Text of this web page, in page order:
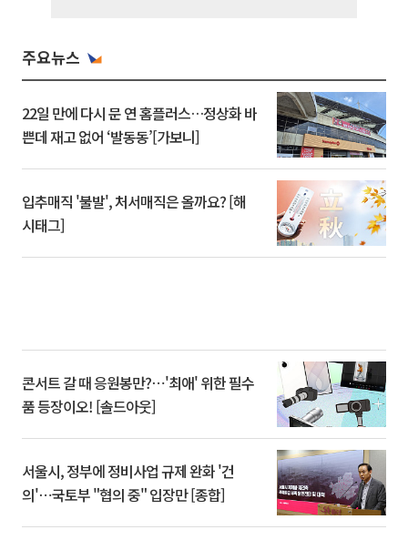
주요뉴스
22일 만에 다시 문 연 홈플러스…정상화 바
쁜데 재고 없어 ‘발동동’[가보니]
입추매직 '불발', 처서매직은 올까요? [해
시태그]
콘서트 갈 때 응원봉만?⋯'최애' 위한 필수
품 등장이오! [솔드아웃]
서울시, 정부에 정비사업 규제 완화 '건
의'⋯국토부 "협의 중" 입장만 [종합]